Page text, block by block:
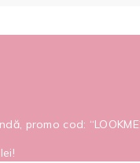
promo cod: